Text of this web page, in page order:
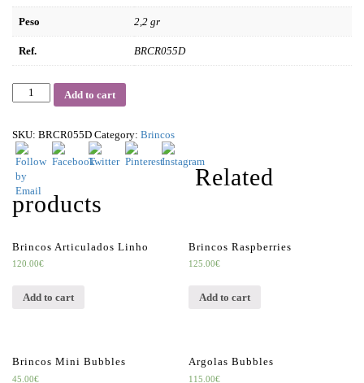
Peso 2,2 gr
Ref. BRCR055D
Quantity Add to cart
SKU: BRCR055D Category: Brincos
Related
products
Brincos Articulados Linho
120.00€
Add to cart
Brincos Raspberries
125.00€
Add to cart
Brincos Mini Bubbles
45.00€
Argolas Bubbles
115.00€